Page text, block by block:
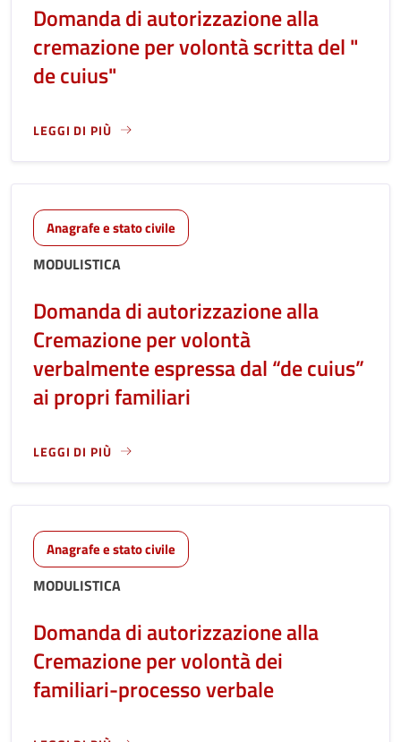
Domanda di autorizzazione alla
cremazione per volontà scritta del "
de cuius"
LEGGI DI PIÙ
LEGGI ANCORA RIGUARDO A: DOMANDA DI
Anagrafe e stato civile
MODULISTICA
Domanda di autorizzazione alla
Cremazione per volontà
verbalmente espressa dal “de cuius”
ai propri familiari
LEGGI DI PIÙ
LEGGI ANCORA RIGUARDO A: DOMANDA DI
Anagrafe e stato civile
MODULISTICA
Domanda di autorizzazione alla
Cremazione per volontà dei
familiari-processo verbale